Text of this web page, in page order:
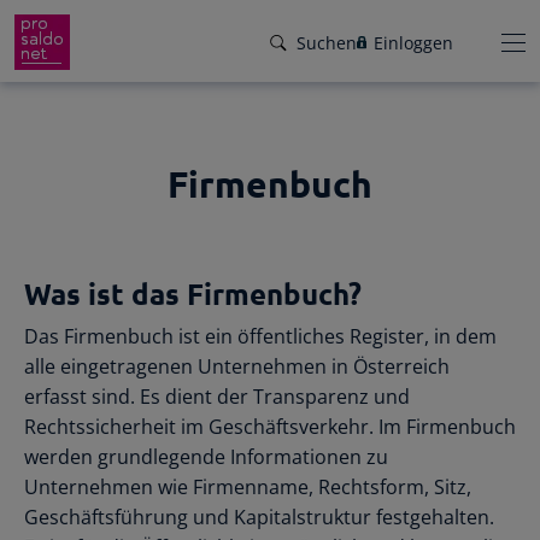
Videos bis zu persönlichem Support per E-
Mail, Telefon oder Live-Chat.
Unser Hilfeangebot
Rechnungen schreiben
Rechnungen im Handumdrehen
Branchen
Service
Gründer-Paket
Rückenwind für den Weg in die
Selbstständigkeit: ProSaldo.net für
Für Steuerberater
Effiziente Zusammenarbeit
Facebook
Instagram
LinkedIn
YouTube
Suchen Einloggen
Firmenbuch
Was ist das Firmenbuch?
Das Firmenbuch ist ein öffentliches Register, in dem
alle eingetragenen Unternehmen in Österreich
erfasst sind. Es dient der Transparenz und
Rechtssicherheit im Geschäftsverkehr. Im Firmenbuch
werden grundlegende Informationen zu
Unternehmen wie Firmenname, Rechtsform, Sitz,
Geschäftsführung und Kapitalstruktur festgehalten.